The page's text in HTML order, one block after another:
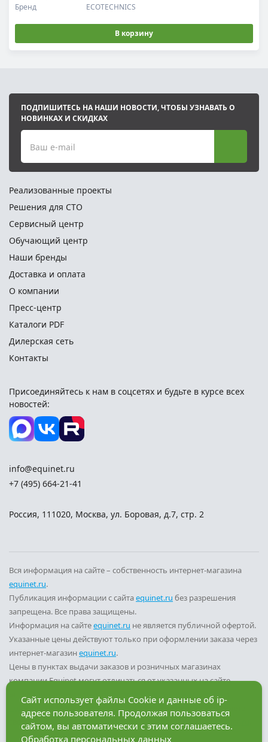
Бренд ECOTECHNICS
В корзину
ПОДПИШИТЕСЬ НА НАШИ НОВОСТИ, ЧТОБЫ УЗНАВАТЬ О
НОВИНКАХ И СКИДКАХ
Ваш e-mail
Реализованные проекты
Решения для СТО
Сервисный центр
Обучающий центр
Наши бренды
Доставка и оплата
О компании
Пресс-центр
Каталоги PDF
Дилерская сеть
Контакты
Присоединяйтесь к нам в соцсетях и будьте в курсе всех
новостей:
info@equinet.ru
+7 (495) 664-21-41
Россия, 111020, Москва, ул. Боровая, д.7, стр. 2
Вся информация на сайте – собственность интернет-магазина
equinet.ru.
Публикация информации с сайтаequinet.ru без разрешения
запрещена. Все права защищены.
Информация на сайтеequinet.ru не является публичной офертой.
Указанные цены действуют только при оформлении заказа через
интернет-магазин equinet.ru.
Цены в пунктах выдачи заказов и розничных магазинах
компании Equinet могут отличаться от указанных на сайте.
Вы принимаете условия
политики конфиденциальности
пользовательского соглашения
каждый раз, когда оставляете
свои данные в любой форме обратной связи на сайте
Сайт использует файлы Cookie и данные об ip-
адресе пользователя. Продолжая пользоваться
сайтом, вы автоматически с этим соглашаетесь.
Обработка персональных данных